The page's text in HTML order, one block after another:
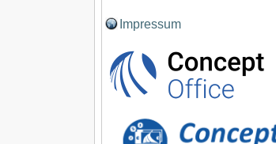
Impressum